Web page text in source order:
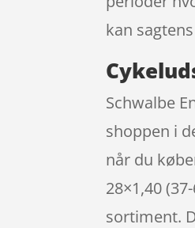
kan
Schwalbe
shoppen i
når du
28×1,40
sortiment.